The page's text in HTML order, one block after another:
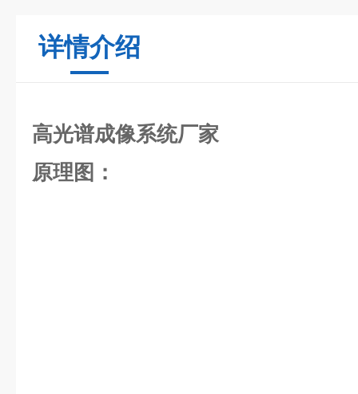
详情介绍
高光谱成像系统厂家
原理图：